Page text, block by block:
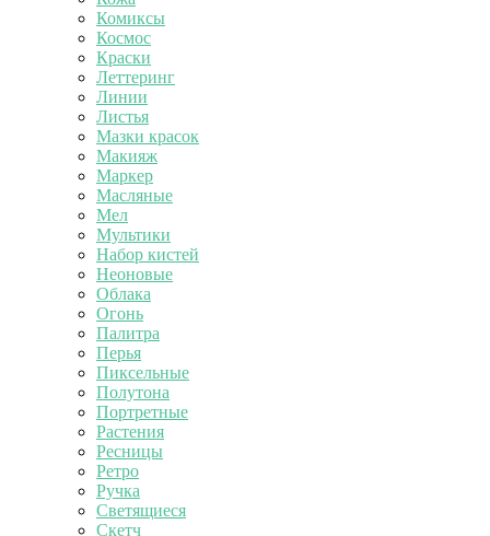
Комиксы
Космос
Краски
Леттеринг
Линии
Листья
Мазки красок
Макияж
Маркер
Масляные
Мел
Мультики
Набор кистей
Неоновые
Облака
Огонь
Палитра
Перья
Пиксельные
Полутона
Портретные
Растения
Ресницы
Ретро
Ручка
Светящиеся
Скетч